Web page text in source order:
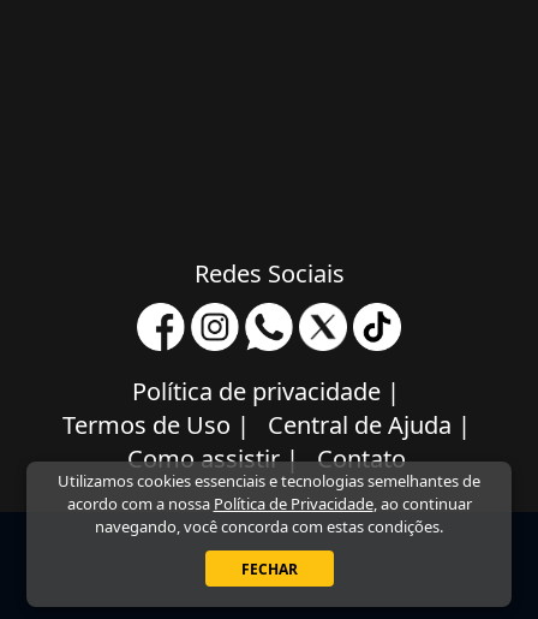
Utilizamos cookies essenciais e tecnologias semelhantes de
acordo com a nossa Política de Privacidade, ao continuar
navegando, você concorda com estas condições.
FECHAR
Redes Sociais
Política de privacidade |
Termos de Uso | Central de Ajuda |
Como assistir| Contato